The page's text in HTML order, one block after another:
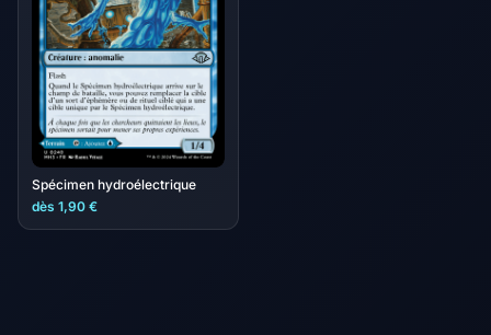
Spécimen hydroélectrique
dès 1,90 €